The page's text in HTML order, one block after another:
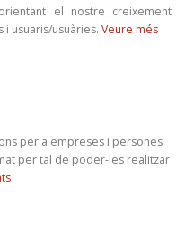
el nostre creixement
i usuaris/usuàries. Veure més
per a empreses i persones
per tal de poder-les realitzar